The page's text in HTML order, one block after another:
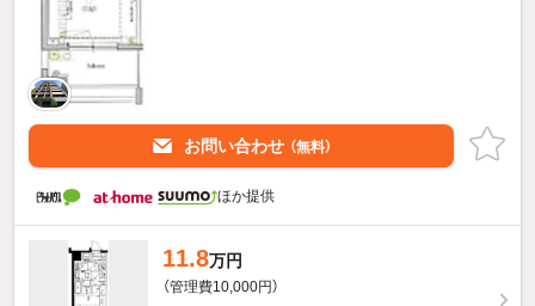
お問い合わせ （無料）
ほか提供
11.8万円
（管理費10,000円）